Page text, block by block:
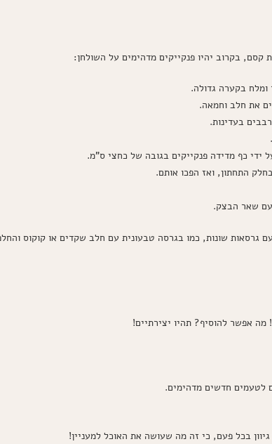
בקרוב יהיו פנקייקים מדהימים על השולחן:
בקערה גדולה.
את חלב וחמאה.
בעדינות.
ידי כף מדידה פנקייקים בגובה של כחצי ס"מ.
עם שאר הבצק.
גרסאות שונות, כמו בגרסה טבעונית עם חלב שקדים או קוקוס
אפשר להוסיף? תהיו יצירתיים!
לטעמים חדשים מדהימים.
בכל פעם, כי זה מה שעושה את האוכל למעניין!